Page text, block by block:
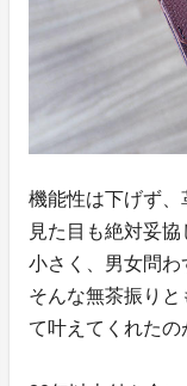
機能性は下げず、
見た目も絶対妥
小さく、男女問わ
そんな無茶振り
て叶えてくれたの